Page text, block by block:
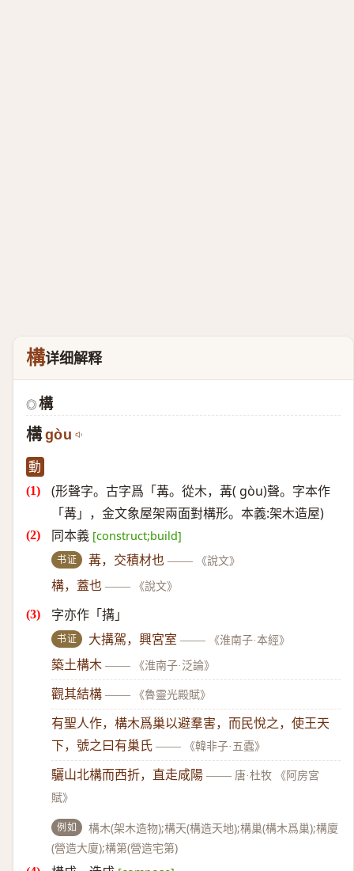
構详细解释
◎ 構
構 gòu
動
(形聲字。古字爲「冓。從木，冓( gòu)聲。字本作
「冓」，金文象屋架兩面對構形。本義:架木造屋)
同本義 [construct;build]
书证 冓，交積材也 —— 《說文》
構，蓋也 —— 《說文》
字亦作「搆」
书证 大搆駕，興宮室 —— 《淮南子·本經》
築土構木 —— 《淮南子·泛論》
觀其結構 —— 《魯靈光殿賦》
有聖人作，構木爲巢以避羣害，而民悅之，使王天
下，號之曰有巢氏 —— 《韓非子·五蠹》
驪山北構而西折，直走咸陽 —— 唐·杜牧 《阿房宮
賦》
例如
構木(架木造物);構天(構造天地);構巢(構木爲巢);構廈
(營造大廈);構第(營造宅第)